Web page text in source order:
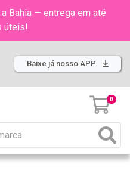
Bahia — entrega em até
úteis!
Baixe já nosso APP
0